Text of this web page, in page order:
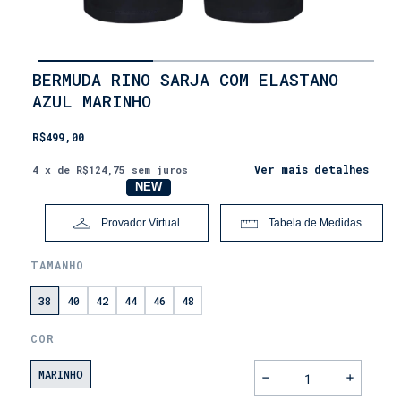
INÍCIO
•
MASCULINO
MASCULINO
•
BERMUDA RINO SARJA COM ELASTANO
AZUL MARINHO
R$499,00
4 x de R$124,75 sem juros Ver mais detalhes
Provador Virtual
NOVO
NEW
Tabela de Medidas
TAMANHO
38 40 42 44 46 48
COR
MARINHO